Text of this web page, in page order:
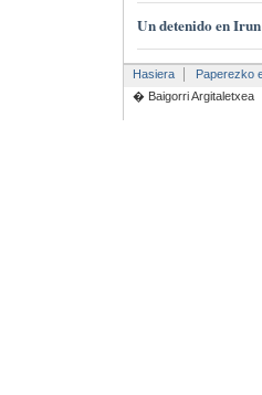
Un detenido en
Hasiera Paperezko
� Baigorri Argitaletxea